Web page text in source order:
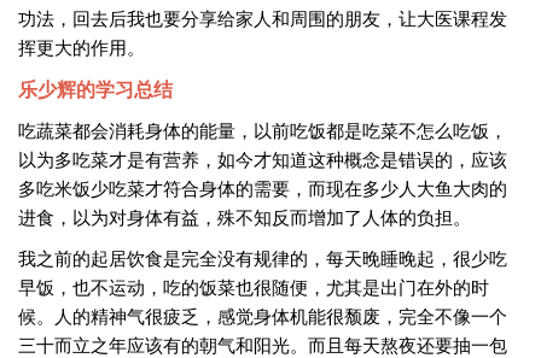
功法，回去后我也要分享给家人和周围的朋友，让大医课程发
挥更大的作用。
乐少辉的学习总结
吃蔬菜都会消耗身体的能量，以前吃饭都是吃菜不怎么吃饭，
以为多吃菜才是有营养，如今才知道这种概念是错误的，应该
多吃米饭少吃菜才符合身体的需要，而现在多少人大鱼大肉的
进食，以为对身体有益，殊不知反而增加了人体的负担。
我之前的起居饮食是完全没有规律的，每天晚睡晚起，很少吃
早饭，也不运动，吃的饭菜也很随便，尤其是出门在外的时
候。人的精神气很疲乏，感觉身体机能很颓废，完全不像一个
三十而立之年应该有的朝气和阳光。而且每天熬夜还要抽一包